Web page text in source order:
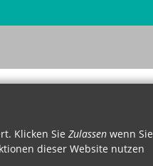
Klicken Sie Zulassen wenn Sie
dieser Website nutzen